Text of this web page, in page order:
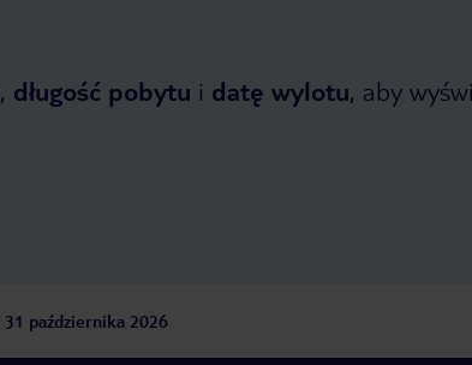
, długość pobytu i datę wylotu, aby
31 października 2026